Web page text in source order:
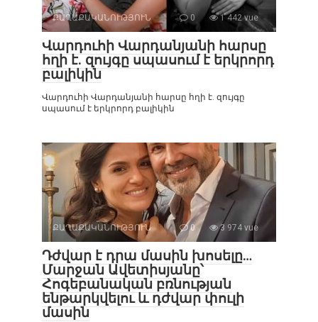
ՔԱՂԱՔԱԿԱՆՈՒԹՅՈՒՆ 0 1 442 vue
Վարդուհի Վարդանյանի հարսը
հղի է. զույգը սպասում է երկրորդ
բալիկին
Վարդուհի Վարդանյանի հարսը հղի է. զույգը
սպասում է երկրորդ բալիկին
ՔԱՂԱՔԱԿԱՆՈՒԹՅՈՒՆ 0 3 974 vue
Դժվար է դրա մասին խոսելը…
Մարջան Ավետիսյանը՝
Հոգեբանական բռնության
ենթարկվելու և դժվար փուլի
մասին